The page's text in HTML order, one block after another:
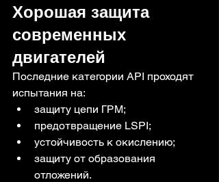
Хорошая защита
современных
двигателей
Последние категории API проходят
испытания на:
защиту цепи ГРМ;
предотвращение LSPI;
устойчивость к окислению;
защиту от образования
отложений.